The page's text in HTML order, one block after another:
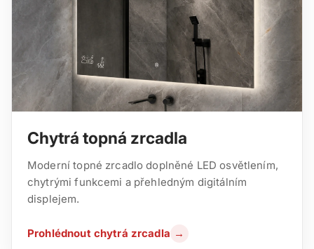
Chytrá topná zrcadla
Moderní topné zrcadlo doplněné LED osvětlením,
chytrými funkcemi a přehledným digitálním
displejem.
Prohlédnout chytrá zrcadla →